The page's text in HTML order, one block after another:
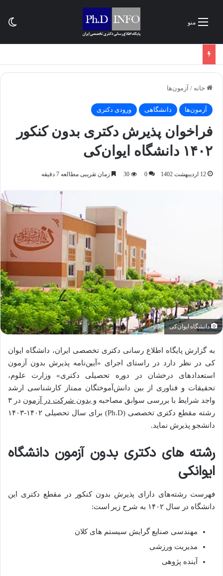
منو
خانه / آزمون‌ها
آزمون‌ها دانشگاهی ورودی دکتری
فراخوان پذیرش دکتری بدون کنکور
۱۴۰۲ دانشگاه ایوان‌کی
12 اردیبهشت 1402 0
30 زمان تقریبی مطالعه 7 دقیقه
دانشگاه ایوان‌کی
به گزارش پایگاه اطلاع رسانی دکتری تخصصی ایران، دانشگاه ایوان
کی در نظر دارد در راستای اجرای «آیین‌نامه پذیرش بدون آزمون
استعدادهای درخشان در دوره تحصیلی دکتری» وزارت علوم،
تحقیقات و فناوری از بین دانش‌آموختگان ممتاز کارشناسی ارشد
واجد شرایط با بررسی سوابق مصاحبه و بدون شرکت در آزمون
در ۳
رشته مقطع دکتری تخصصی (Ph.D) برای سال تحصیلی ۱۴۰۲-۱۴۰۳
دانشجو پذیرش نماید.
رشته های دکتری بدون آزمون دانشگاه
ایوانکی
فهرست رشته‌های دارای پذیرش بدون کنکور در مقطع دکتری این
دانشگاه در سال ۱۴۰۲ به شرح زیر است:
مهندسی صنایع گرایش سیستم های کلان
مدیریت ورزشی
آینده پژوهی